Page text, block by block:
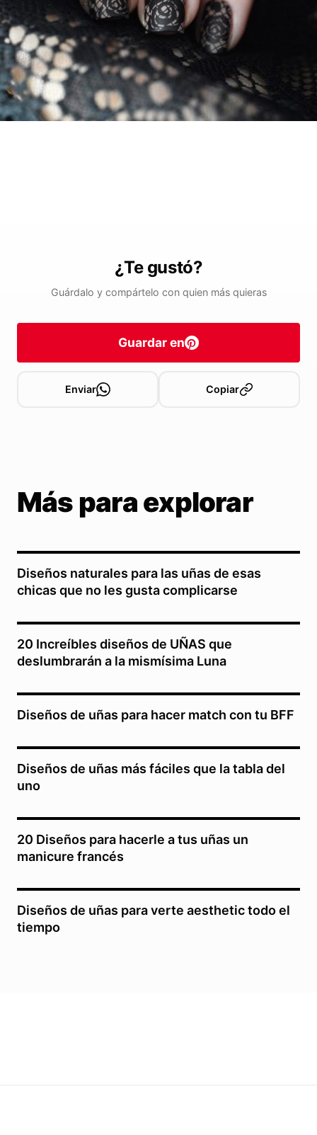
¿Te gustó?
Guárdalo y compártelo con quien más quieras
Guardar en
Enviar Copiar
Más para explorar
Diseños naturales para las uñas de esas
chicas que no les gusta complicarse
20 Increíbles diseños de UÑAS que
deslumbrarán a la mismísima Luna
Diseños de uñas para hacer match con tu BFF
Diseños de uñas más fáciles que la tabla del
uno
20 Diseños para hacerle a tus uñas un
manicure francés
Diseños de uñas para verte aesthetic todo el
tiempo